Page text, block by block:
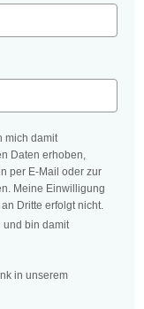
mich damit
Daten erhoben,
per E-Mail oder zur
Meine Einwilligung
Dritte erfolgt nicht.
und bin damit
in unserem